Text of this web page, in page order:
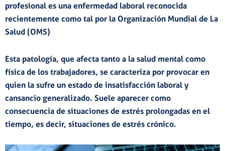
profesional es una enfermedad laboral reconocida
recientemente como tal por la Organización Mundial de La
Salud (OMS)
Esta patología, que afecta tanto a la salud mental como
física de los trabajadores, se caracteriza por provocar en
quien la sufre un estado de insatisfacción laboral y
cansancio generalizado. Suele aparecer como
consecuencia de situaciones de estrés prolongadas en el
tiempo, es decir, situaciones de estrés crónico.